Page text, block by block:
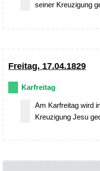
seiner Kreuzigung
Freitag, 17.04.1829
Karfreitag
Am Karfreitag wird
Kreuzigung Jesu